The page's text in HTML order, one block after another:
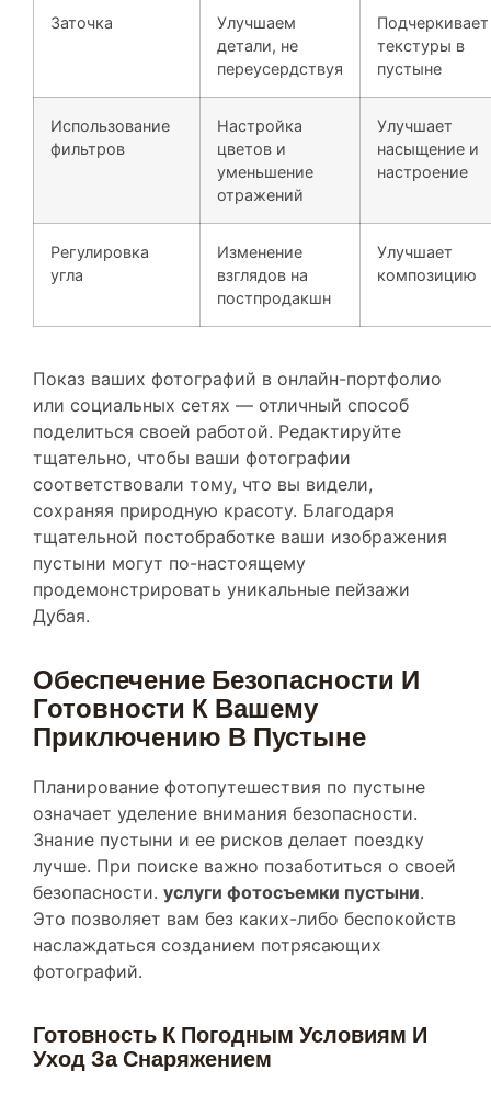
детали, не
переусердствуя
текстуры в
пустыне
Использование
фильтров
Настройка
цветов и
уменьшение
отражений
Улучшает
насыщение и
настроение
Регулировка
угла
Изменение
взглядов на
постпродакшн
Улучшает
композицию
или социальных сетях — отличный способ
поделиться своей работой. Редактируйте
тщательно, чтобы ваши фотографии
соответствовали тому, что вы видели,
сохраняя природную красоту. Благодаря
тщательной постобработке ваши изображения
пустыни могут по-настоящему
продемонстрировать уникальные пейзажи
Дубая.
Готовности К Вашему
Приключению В Пустыне
означает уделение внимания безопасности.
Знание пустыни и ее рисков делает поездку
лучше. При поиске важно позаботиться о своей
безопасности.услуги фотосъемки пустыни.
Это позволяет вам без каких-либо беспокойств
наслаждаться созданием потрясающих
фотографий.
Уход За Снаряжением